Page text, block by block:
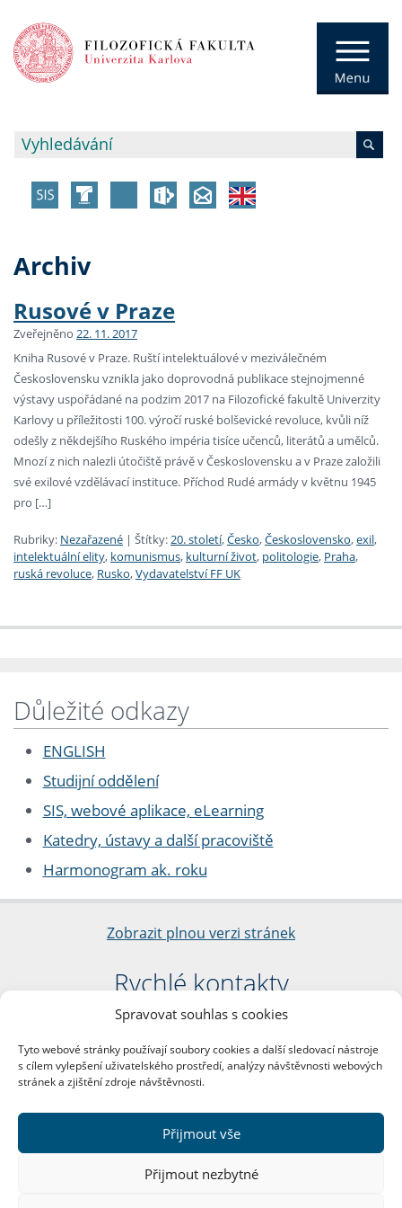
Spravovat souhlas s cookies
Tyto webové stránky používají soubory cookies a další sledovací nástroje
s cílem vylepšení uživatelského prostředí, analýzy návštěvnosti webových
stránek a zjištění zdroje návštěvnosti.
Přijmout vše
Přijmout nezbytné
Archiv
Rusové v Praze
Zveřejněno 22. 11. 2017
Kniha Rusové v Praze. Ruští intelektuálové v meziválečném
Československu vznikla jako doprovodná publikace stejnojmenné
výstavy uspořádané na podzim 2017 na Filozofické fakultě Univerzity
Karlovy u příležitosti 100. výročí ruské bolševické revoluce, kvůli níž
odešly z někdejšího Ruského impéria tisíce učenců, literátů a umělců.
Mnozí z nich nalezli útočiště právě v Československu a v Praze založili
své exilové vzdělávací instituce. Příchod Rudé armády v květnu 1945
pro […]
Rubriky: Nezařazené | Štítky:20. století,Česko,Československo,exil,
intelektuální elity, komunismus, kulturní život, politologie, Praha,
ruská revoluce, Rusko,Vydavatelství FF UK
Důležité odkazy
ENGLISH
Studijní oddělení
SIS, webové aplikace, eLearning
Katedry, ústavy a další pracoviště
Harmonogram ak. roku
Zobrazit plnou verzi stránek
Rychlé kontakty
Filozofická fakulta
nám. Jana Palacha 1/2
116 38 Praha 1
DIČ: CZ00216208
Další kontakty